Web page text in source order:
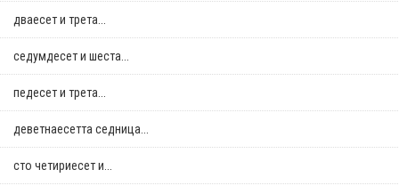
дваесет и трета...
седумдесет и шеста...
педесет и трета...
деветнаесетта седница...
сто четириесет и...